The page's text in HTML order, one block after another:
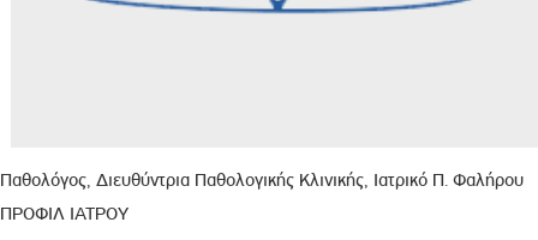
Παθολόγος, Διευθύντρια Παθολογικής Κλινικής, Ιατρικό Π. Φαλήρου
ΠΡΟΦΙΛ ΙΑΤΡΟΥ